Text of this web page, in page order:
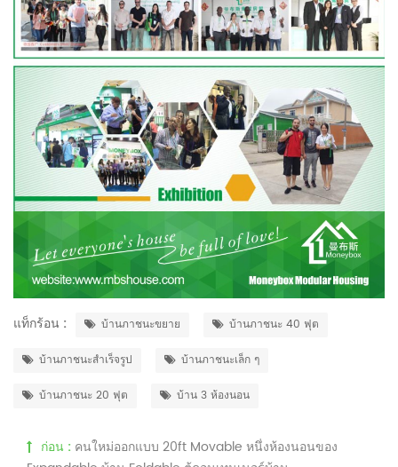
แท็กร้อน : บ้านภาชนะขยาย บ้านภาชนะ 40 ฟุต
บ้านภาชนะสำเร็จรูป บ้านภาชนะเล็ก ๆ
บ้านภาชนะ 20 ฟุต บ้าน 3 ห้องนอน
ก่อน : คนใหม่ออกแบบ 20ft Movable หนึ่งห้องนอนของ